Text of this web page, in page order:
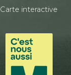
Carte interactive